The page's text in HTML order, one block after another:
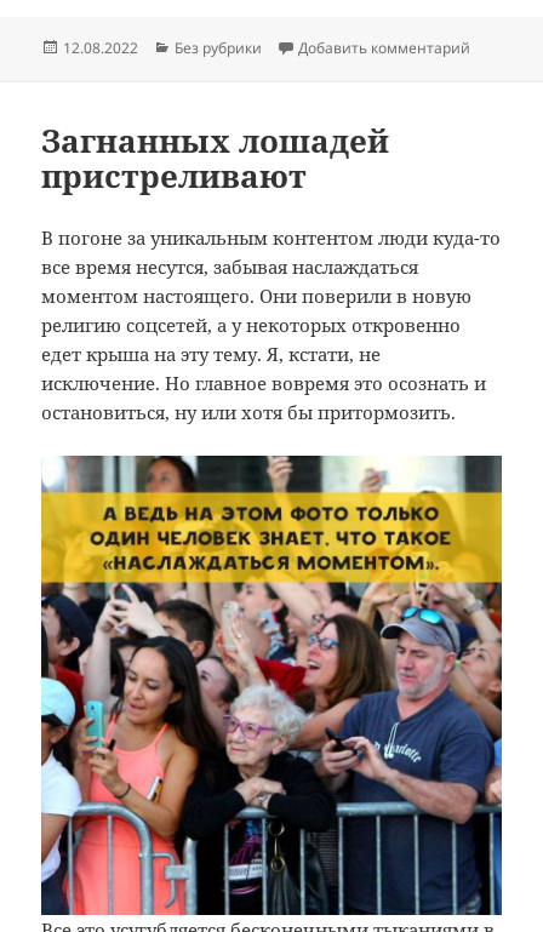
c
e
o
o
k
e
gr
m
р
в
и
т
ь
Опубликовано
12.08.2022 Рубрики
Без рубрики Добавить комментарий
Загнанных лошадей
пристреливают
В погоне за уникальным контентом люди куда-то
все время несутся, забывая наслаждаться
моментом настоящего. Они поверили в новую
религию соцсетей, а у некоторых откровенно
едет крыша на эту тему. Я, кстати, не
исключение. Но главное вовремя это осознать и
остановиться, ну или хотя бы притормозить.